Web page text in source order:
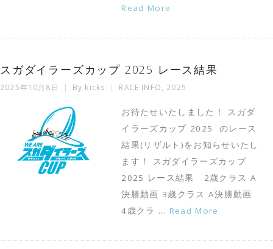
Read More
スガダイラーズカップ 2025 レース結果
2025年10月8日 By kicks RACE INFO 2025
お待たせいたしました！ スガダ
イラーズカップ 2025 のレース
結果(リザルト)をお知らせいたし
ます！ スガダイラーズカップ
2025 レース結果 2歳クラス A
決勝動画 3歳クラス A決勝動画
4歳クラ … Read More